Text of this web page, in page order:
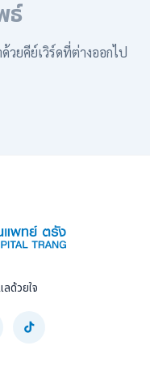
ธ์
ยคีย์เวิร์ดที่ต่างออกไป
ด้วยใจ